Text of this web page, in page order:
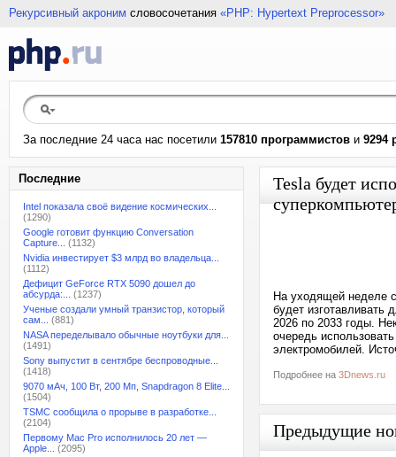
Рекурсивный акроним словосочетания «PHP: Hypertext Preprocessor»
За последние 24 часа нас посетили 157810 программистов и 9294
Последние
Intel показала своё видение космических...
(1290)
Google готовит функцию Conversation
Capture...
(1132)
Nvidia инвестирует $3 млрд во владельца...
(1112)
Дефицит GeForce RTX 5090 дошел до
абсурда:...
(1237)
Ученые создали умный транзистор, который
сам...
(881)
NASA переделывало обычные ноутбуки для...
(1491)
Sony выпустит в сентябре беспроводные...
(1418)
9070 мАч, 100 Вт, 200 Мп, Snapdragon 8 Elite...
(1504)
TSMC сообщила о прорыве в разработке...
(2104)
Первому Mac Pro исполнилось 20 лет —
Apple...
(2095)
Tesla будет
На уходящей неделе
будет изготавливать
2026 по 2033 годы.
очередь
электромобилей.
Подробнее на 3Dnews.ru
Предыдущие